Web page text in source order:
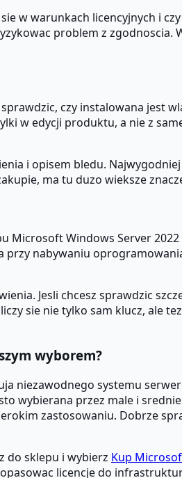
w warunkach licencyjnych i
problem z
czy instalowana jest
w edycji produktu, a nie z
i opisem bledu.
ma tu duzo wieksze
Windows Server
nabywaniu
Jesli chcesz sprawdzic
sie nie tylko sam klucz, ale
wyborem?
niezawodnego systemu
wybierana przez male i
zastosowaniu. Dobrze
do sklepu i wybierz Kup
licencje do